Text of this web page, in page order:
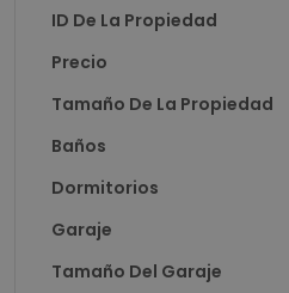
ID De La Propiedad
Precio
Tamaño De La Propiedad
Baños
Dormitorios
Garaje
Tamaño Del Garaje